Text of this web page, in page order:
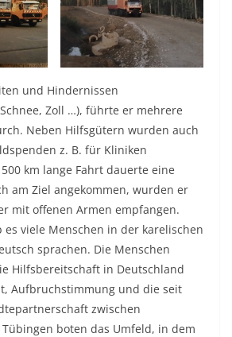
und Hindernissen
Zoll …), führte er mehrere
Neben Hilfsgütern wurden auch
z. B. für Kliniken
km lange Fahrt dauerte eine
am Ziel angekommen, wurden er
mit offenen Armen empfangen.
es viele Menschen in der karelischen
sprachen. Die Menschen
Hilfsbereitschaft in Deutschland
Aufbruchstimmung und die seit
zwischen
Tübingen boten das Umfeld, in dem